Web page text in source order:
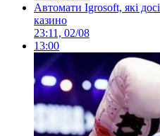
Автомати Igrosoft, які
казино
23:11, 02/08
13:00